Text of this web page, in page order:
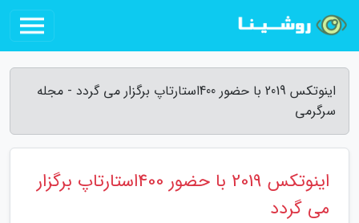
اینوتکس 2019 با حضور 400استارتاپ برگزار می گردد - مجله
سرگرمی
اینوتکس 2019 با حضور 400استارتاپ برگزار
می گردد